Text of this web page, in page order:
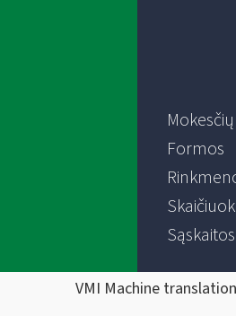
Formos
VMI Machine